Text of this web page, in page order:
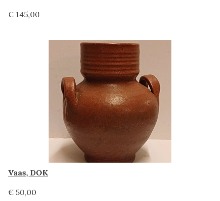
€ 145,00
Vaas, DOK
€ 50,00